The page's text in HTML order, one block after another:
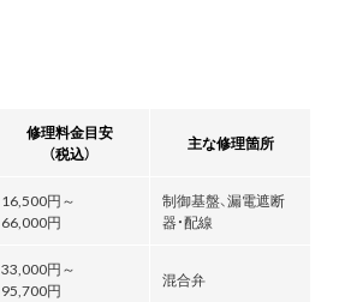
修理料金目安
（税込）
主な修理箇所
16,500円～
66,000円
制御基盤、漏電遮断
器・配線
33,000円～
95,700円
混合弁